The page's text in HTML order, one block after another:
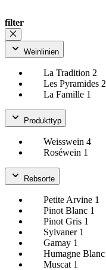
filter
Weinlinien
La Tradition 2
Les Pyramides 2
La Famille 1
Produkttyp
Weisswein 4
Roséwein 1
Rebsorte
Petite Arvine 1
Pinot Blanc 1
Pinot Gris 1
Sylvaner 1
Gamay 1
Humagne Blanc
Muscat 1